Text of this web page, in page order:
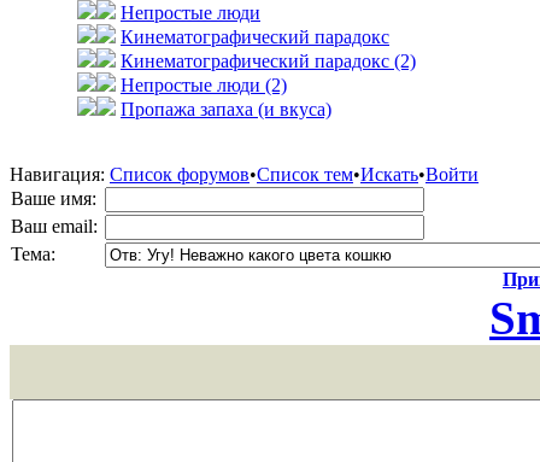
Непростые люди
Кинематографический парадокс
Кинематографический парадокс (2)
Непростые люди (2)
Пропажа запаха (и вкуса)
Навигация: Список форумов•Список тем•Искать•Войти
Ваше имя:
Ваш email:
Тема: